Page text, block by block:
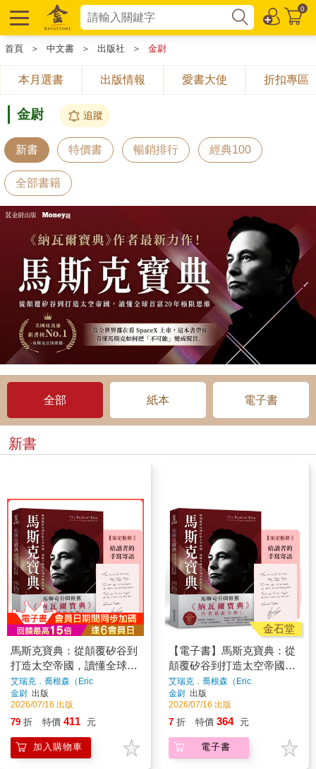
0
首頁 ＞ 中文書 ＞ 出版社 ＞ 金尉
本月選書 出版情報 愛書大使 折扣專區
金尉 追蹤
新書 特價書 暢銷排行 經典100
全部書籍
全部 紙本 電子書
新書
馬斯克寶典：從顛覆矽谷到
打造太空帝國，讀懂全球首
富20年極限思維【繁中版限
定收錄：給讀者的手寫寄語
印簽】
艾瑞克．喬根森（Eric
Jorgenson）
金尉 出版
2026/07/16 出版
79 折 特價 411 元
加入購物車
金石堂
【電子書】馬斯克寶典：從
顛覆矽谷到打造太空帝國，
讀懂全球首富20年極限思維
艾瑞克．喬根森（Eric
Jorgenson）
金尉 出版
2026/07/16 出版
7 折 特價 364 元
電子書